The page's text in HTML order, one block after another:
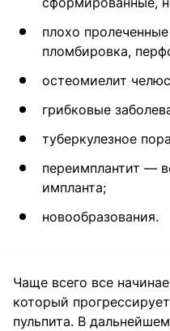
плохо
пломбировка,
остеомиелит
грибковые
туберкулезное
переимплантит —
импланта;
новообразования.
Чаще всего все
который
пульпита. В